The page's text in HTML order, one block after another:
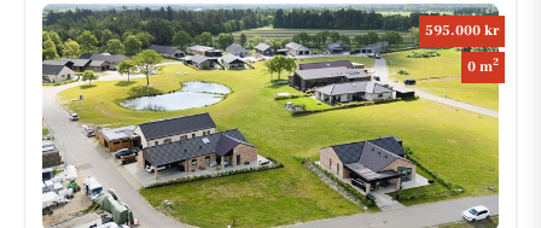
595.000 kr
0 m2